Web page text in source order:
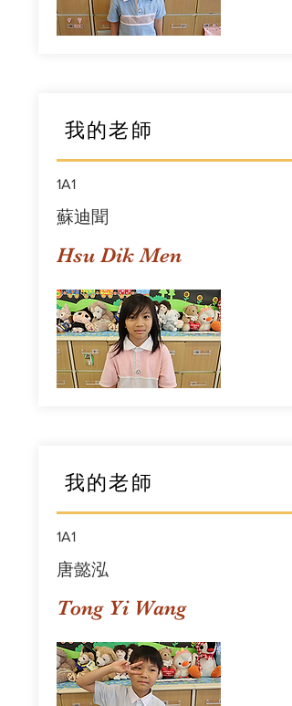
我的老師
1A1
蘇迪聞
Hsu Dik Men
我的老師
1A1
唐懿泓
Tong Yi Wang